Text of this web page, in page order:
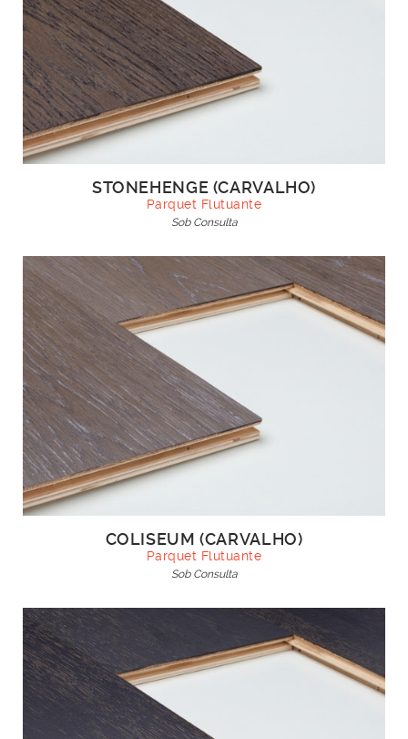
STONEHENGE (CARVALHO)
Parquet Flutuante
Sob Consulta
COLISEUM (CARVALHO)
Parquet Flutuante
Sob Consulta